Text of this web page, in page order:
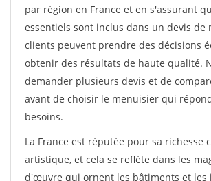
par région en France et en s'assurant
essentiels sont inclus dans un devis de
clients peuvent prendre des décisions
obtenir des résultats de haute qualité.
demander plusieurs devis et de
avant de choisir le menuisier qui
besoins.
La France est réputée pour sa richesse
artistique, et cela se reflète dans les
d'œuvre qui ornent les bâtiments et les